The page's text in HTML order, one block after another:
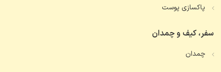
پاکسازی پوست
سفر، کیف و چمدان
چمدان